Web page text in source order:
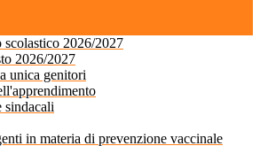
scolastico 2026/2027
2026/2027
unica genitori
sindacali
in materia di prevenzione vaccinale